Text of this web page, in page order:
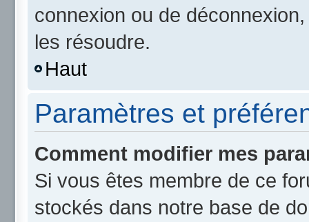
connexion ou de
les résoudre.
Haut
Paramètres et
Comment modifier mes
Si vous êtes membre de ce
stockés dans notre base de